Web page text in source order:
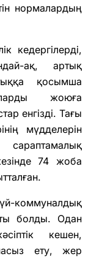
нормалардың
кедергілерді,
ақ, артық
қосымша
жоюға
енгізді. Тағы
мүдделерін
74 жоба
коммуналдық
болды. Одан
кешен,
ету, жер